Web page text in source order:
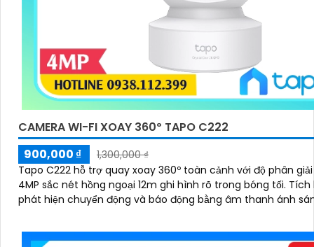
CAMERA WI-FI XOAY 360º TAPO C222
900,000 ₫
1,300,000 ₫
Tapo C222 hỗ trợ quay xoay 360º toàn cảnh với độ phân giải
4MP sắc nét hồng ngoại 12m ghi hình rõ trong bóng tối. Tích hợp AI
phát hiện chuyển động và báo động bằng âm thanh ánh